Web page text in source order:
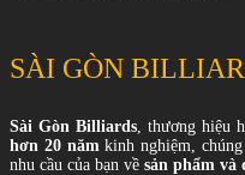
SÀI GÒN
Sài Gòn Billiards , thương hiệu
hơn 20 năm kinh nghiệm,
nhu cầu của bạn về sản phẩm và